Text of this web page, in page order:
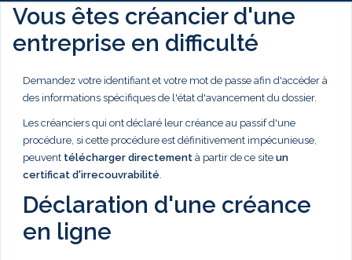
Vous êtes créancier d'une
entreprise en difficulté
Demandez votre identifiant et votre mot de passe afin d'accéder à
des informations spécifiques de l'état d'avancement du dossier.
Les créanciers qui ont déclaré leur créance au passif d'une
procédure, si cette procédure est définitivement impécunieuse,
peuvent télécharger directement à partir de ce site un
certificat d'irrecouvrabilité.
Déclaration d'une créance
en ligne